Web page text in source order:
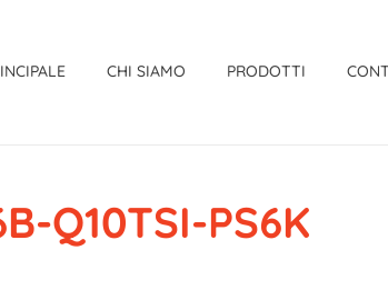
CHI SIAMO PRODOTTI
Q10TSI-PS6K